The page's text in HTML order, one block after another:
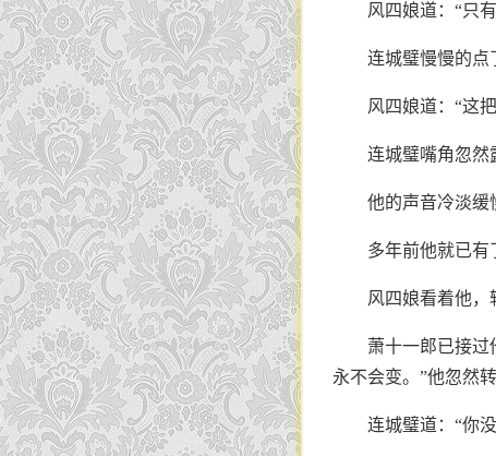
风四娘道：“只
连城璧慢慢的点
风四娘道：“这
连城璧嘴角忽然
他的声音冷淡缓
多年前他就已有
风四娘看着他，
萧十一郎已接过
永不会变。”他忽然
连城璧道：“你